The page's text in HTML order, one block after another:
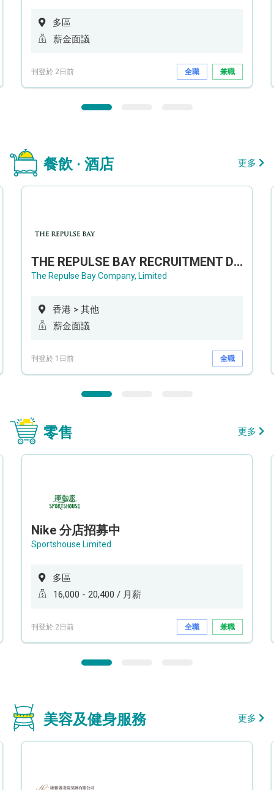
多區
薪金面議
刊登於 2日前 全職 兼職
餐飲 · 酒店 更多
THE REPULSE BAY RECRUITMENT DAY 淺水灣影灣園人才招聘會
The Repulse Bay Company, Limited
香港 > 其他
薪金面議
刊登於 1日前 全職
零售 更多
Nike 分店招募中
Sportshouse Limited
多區
16,000 - 20,400 / 月薪
刊登於 2日前 全職 兼職
美容及健身服務 更多